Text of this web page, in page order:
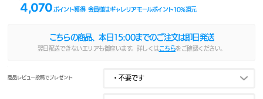
4,070 ポイント獲得 会員様はギャレリアモールポイント10%還元
こちらの商品、本日 15:00までのご注文は即日発送
翌日配送できないエリアも御座います。詳しくは こちらをご確認ください。
商品レビュー投稿でプレゼント